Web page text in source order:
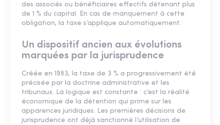
des associés ou bénéficiaires effectifs détenant plus
de 1 % du capital. En cas de manquement à cette
obligation, la taxe s’applique automatiquement.
Un dispositif ancien aux évolutions
marquées par la jurisprudence
Créée en 1983, la taxe de 3 % a progressivement été
précisée par la doctrine administrative et les
tribunaux. La logique est constante : c’est la réalité
économique de la détention qui prime sur les
apparences juridiques. Les premières décisions de
jurisprudence ont déjà sanctionné l’utilisation de